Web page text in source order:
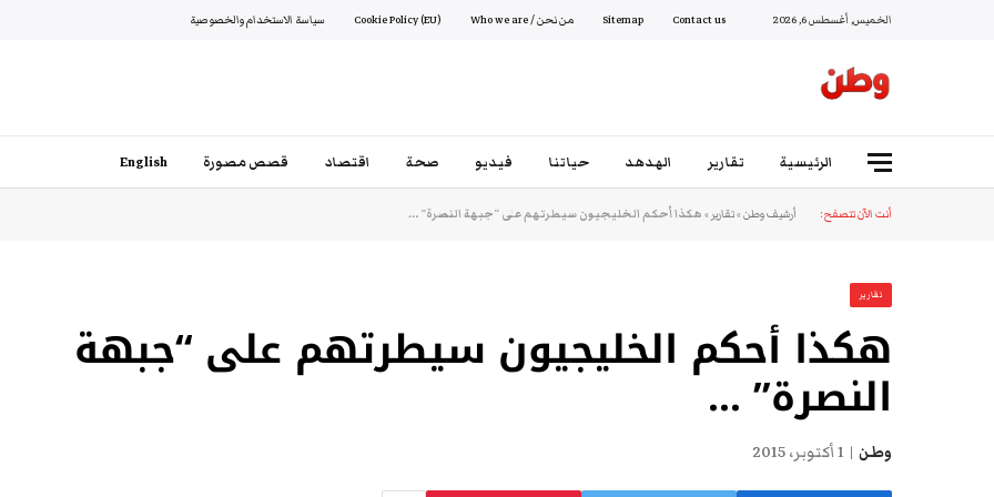
الخميس, أغسطس 6, 2026 Contact us
Sitemap من نحن / Who we are Cookie Policy (EU) سياسة الاستخدام والخصوصية
الرئيسية تقارير الهدهد حياتنا فيديو صحة اقتصاد قصص مصورة English
أنت الآن تتصفح: أرشيف وطن»تقارير»هكذا أحكم الخليجيون سيطرتهم على “جبهة النصرة” …
تقارير
هكذا أحكم الخليجيون سيطرتهم على “جبهة
النصرة” …
وطن 1 أكتوبر، 2015